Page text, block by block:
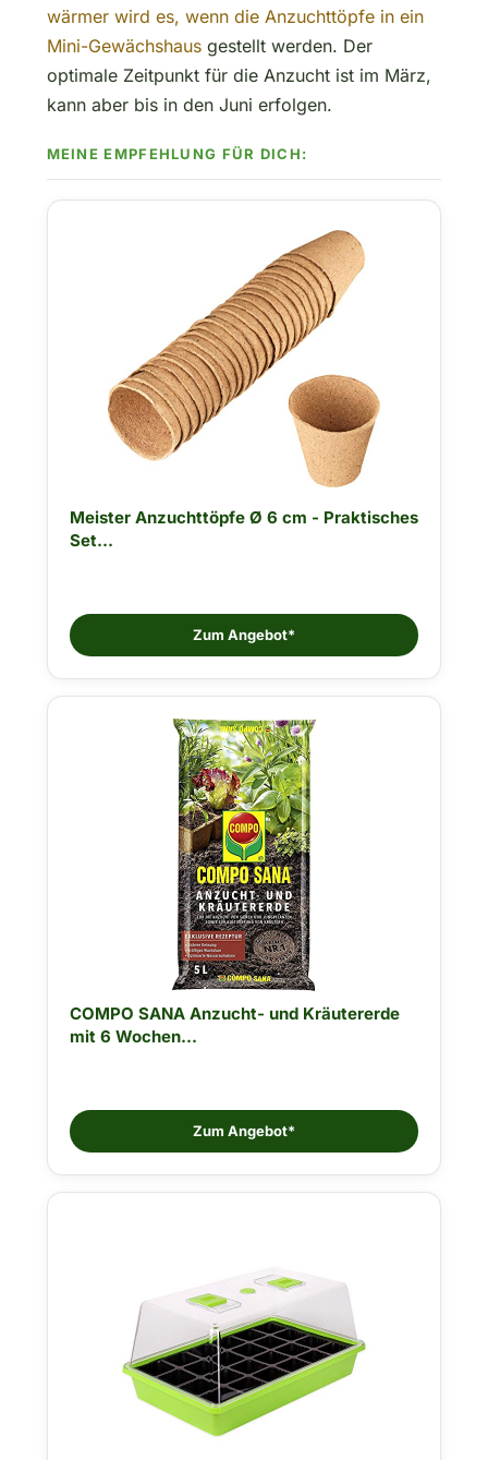
wärmer wird es, wenn die Anzuchttöpfe in ein
Mini-Gewächshausgestellt werden. Der
optimale Zeitpunkt für die Anzucht ist im März,
kann aber bis in den Juni erfolgen.
Meister Anzuchttöpfe Ø 6 cm - Praktisches
Set...
Zum Angebot*
COMPO SANA Anzucht- und Kräutererde
mit 6 Wochen...
Zum Angebot*